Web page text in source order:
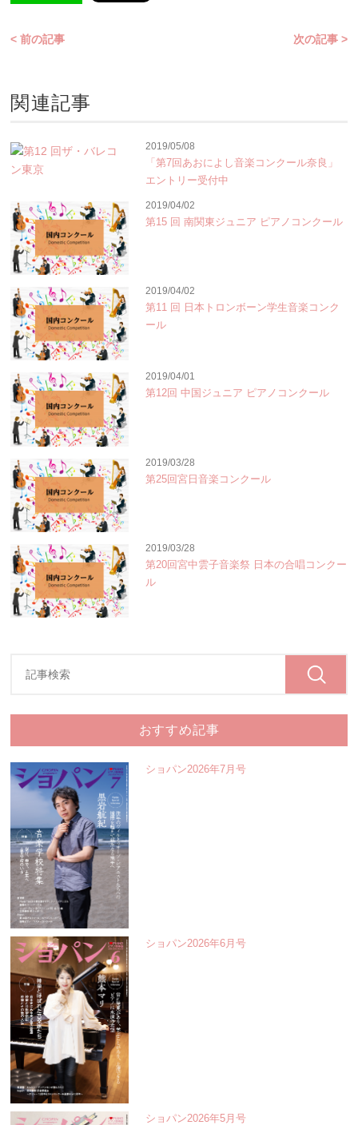
< 前の記事 次の記事 >
関連記事
2019/05/08
「第7回あおによし音楽コンクール奈良」
エントリー受付中
2019/04/02
第15 回 南関東ジュニア ピアノコンクール
2019/04/02
第11 回 日本トロンボーン学生音楽コンク
ール
2019/04/01
第12回 中国ジュニア ピアノコンクール
2019/03/28
第25回宮日音楽コンクール
2019/03/28
第20回宮中雲子音楽祭 日本の合唱コンクー
ル
おすすめ記事
ショパン2026年7月号
ショパン2026年6月号
ショパン2026年5月号